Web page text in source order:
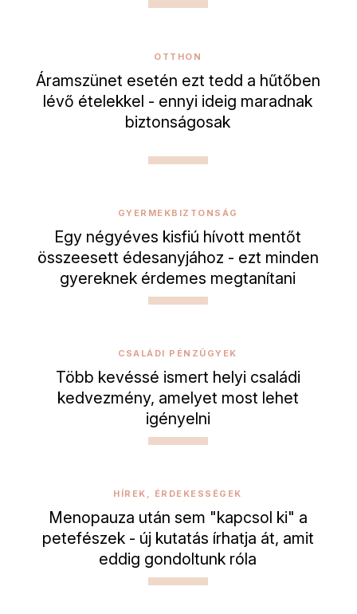
OTTHON
Áramszünet esetén ezt tedd a hűtőben
lévő ételekkel - ennyi ideig maradnak
biztonságosak
GYERMEKBIZTONSÁG
Egy négyéves kisfiú hívott mentőt
összeesett édesanyjához - ezt minden
gyereknek érdemes megtanítani
CSALÁDI PÉNZÜGYEK
Több kevéssé ismert helyi családi
kedvezmény, amelyet most lehet
igényelni
HÍREK, ÉRDEKESSÉGEK
Menopauza után sem "kapcsol ki" a
petefészek - új kutatás írhatja át, amit
eddig gondoltunk róla